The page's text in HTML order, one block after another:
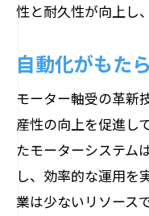
性と耐久性が向上し
自動化がもた
モーター軸受の革新
産性の向上を促進し
たモーターシステム
し、効率的な運用を
業は少ないリソース